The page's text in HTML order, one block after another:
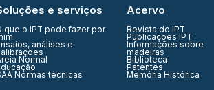
e serviços
que o IPT pode fazer por
análises e
Normal
Normas técnicas
Acervo
Revista do IPT
Publicações IPT
Informações sobre
madeiras
Biblioteca
Patentes
Memória Histórica